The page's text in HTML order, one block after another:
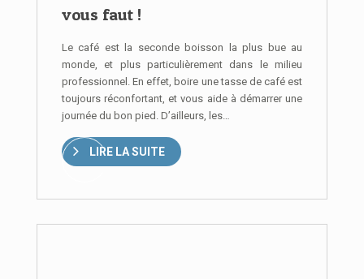
vous faut !
Le café est la seconde boisson la plus bue au
monde, et plus particulièrement dans le milieu
professionnel. En effet, boire une tasse de café est
toujours réconfortant, et vous aide à démarrer une
journée du bon pied. D’ailleurs, les…
LIRE LA SUITE